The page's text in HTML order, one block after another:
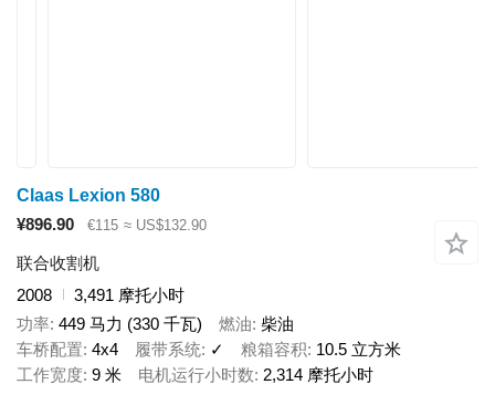
Claas Lexion 580
¥896.90
€115 ≈ US$132.90
联合收割机
2008
3,491 摩托小时
功率 449 马力 (330 千瓦) 燃油 柴油
车桥配置 4x4 履带系统 ✓ 粮箱容积 10.5 立方米
工作宽度 9 米 电机运行小时数 2,314 摩托小时